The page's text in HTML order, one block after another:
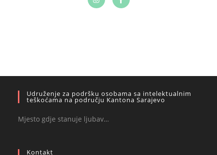
Udruženje za podršku osobama sa intelektualnim
teškoćama na području Kantona Sarajevo
Mjesto gdje stanuje ljubav…
Kontakt